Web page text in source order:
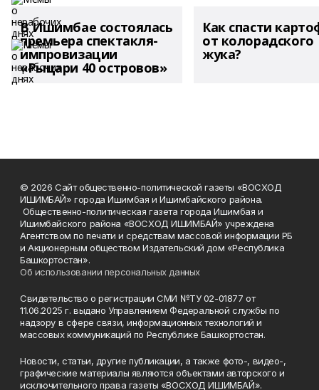
В Ишимбае состоялась
премьера спектакля-
импровизации
«Рыцари 40 островов»
Как спасти
от колорадского
жука?
© 2026 Сайт общественно-политической газеты «ВОСХОД
ИШИМБАЙ» города Ишимбая и Ишимбайского района.
Общественно-политическая газета города Ишимбая и
Ишимбайского района «ВОСХОД ИШИМБАЙ» учреждена
Агентством по печати и средствам массовой информации РБ
и Акционерным обществом Издательский дом «Республика
Башкортостан».
Об использовании персональных данных
Свидетельство о регистрации СМИ №ТУ 02-01877 от
11.06.2025 г. выдано Управлением Федеральной службы по
надзору в сфере связи, информационных технологий и
массовых коммуникаций по Республике Башкортостан.
Новости, статьи, другие публикации, а также фото-, видео-,
графические материалы являются объектами авторского и
исключительного права газеты «ВОСХОД ИШИМБАЙ».